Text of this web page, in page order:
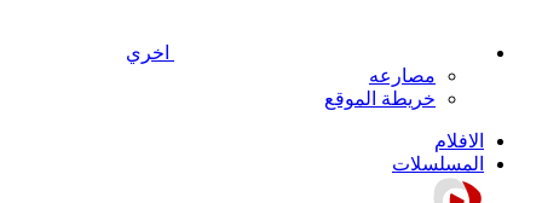
اخري
مصارعه
خريطة الموقع
الافلام
المسلسلات